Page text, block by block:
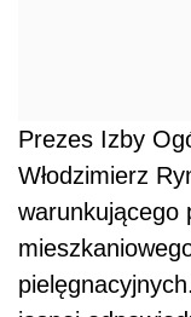
Prezes Izby
Włodzimierz
warunkującego